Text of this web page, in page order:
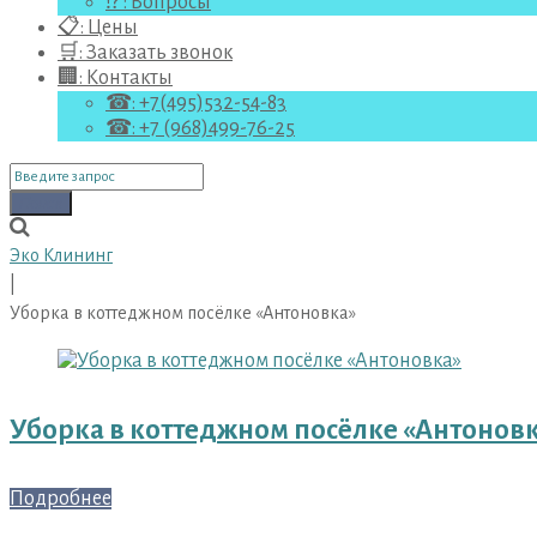
📋: Цены
🛒: Заказать звонок
🏢: Контакты
☎: +7(495)532-54-83
☎: +7 (968)499-76-25
Поиск
для:
Эко Клининг
Уборка в коттеджном посёлке «Антоновка»
Метка:
в
посёлке
Уборка в коттеджном посёлке
Подробнее